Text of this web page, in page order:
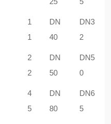
1
1
DN
40
DN3
2
2
2
DN
50
DN5
0
4
5
DN
80
DN6
5